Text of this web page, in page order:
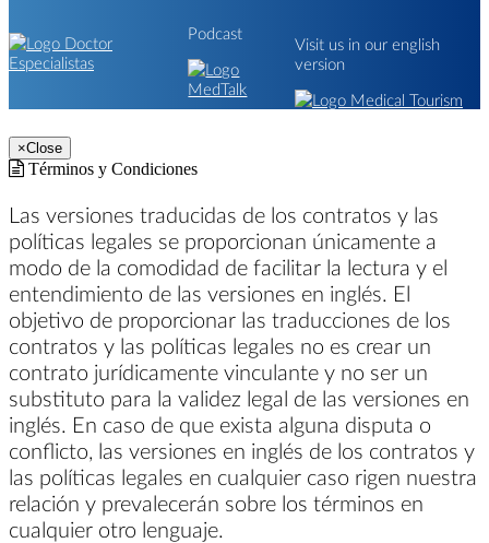
Podcast
Visit us in our english
version
×Close
Términos y Condiciones
Las versiones traducidas de los contratos y las
políticas legales se proporcionan únicamente a
modo de la comodidad de facilitar la lectura y el
entendimiento de las versiones en inglés. El
objetivo de proporcionar las traducciones de los
contratos y las políticas legales no es crear un
contrato jurídicamente vinculante y no ser un
substituto para la validez legal de las versiones en
inglés. En caso de que exista alguna disputa o
conflicto, las versiones en inglés de los contratos y
las políticas legales en cualquier caso rigen nuestra
relación y prevalecerán sobre los términos en
cualquier otro lenguaje.